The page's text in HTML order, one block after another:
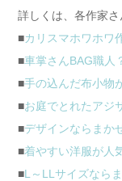
詳しくは、各作家さ
■カリスマホワホ
■車掌さんBAG職
■手の込んだ布小
■お庭でとれたア
■デザインならま
■着やすい洋服が
■L～LLサイズなら